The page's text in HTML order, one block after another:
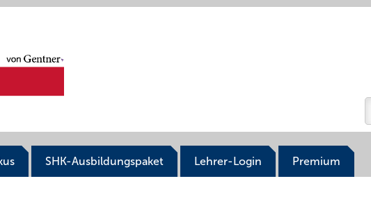
SHK-Ausbildungspaket Lehrer-Login Premium